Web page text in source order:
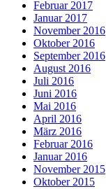
Februar 2017
Januar 2017
November 2016
Oktober 2016
September 2016
August 2016
Juli 2016
Juni 2016
Mai 2016
April 2016
März 2016
Februar 2016
Januar 2016
November 2015
Oktober 2015